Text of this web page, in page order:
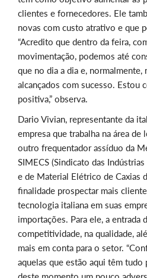
clientes e fornecedores. Ele
novas com custo atrativo e que
“Acredito que dentro da feira,
movimentação, podemos até
que no dia a dia e,
alcançados com sucesso. Estou
positiva,” observa.
Dario Vivian, representante da
empresa que trabalha na área
outro frequentador assíduo da
SIMECS (Sindicato das
e de Material Elétrico de Caxias
finalidade prospectar mais
tecnologia italiana em suas
importações. Para ele, a entrada
competitividade, na qualidade,
mais em conta para o setor.
aquelas que estão aqui têm tudo